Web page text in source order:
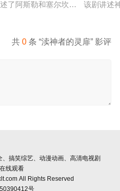
力逐渐丧失的摄影师瑞真展开
了阿斯勒和塞尔坎在休产假期间
该剧讲述
共0 条 “渎神者的灵扉” 影评
搞笑综艺、动漫动画、高清电视剧
线观看
All Rights Reserved
号